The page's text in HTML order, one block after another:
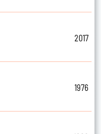
2017
1976